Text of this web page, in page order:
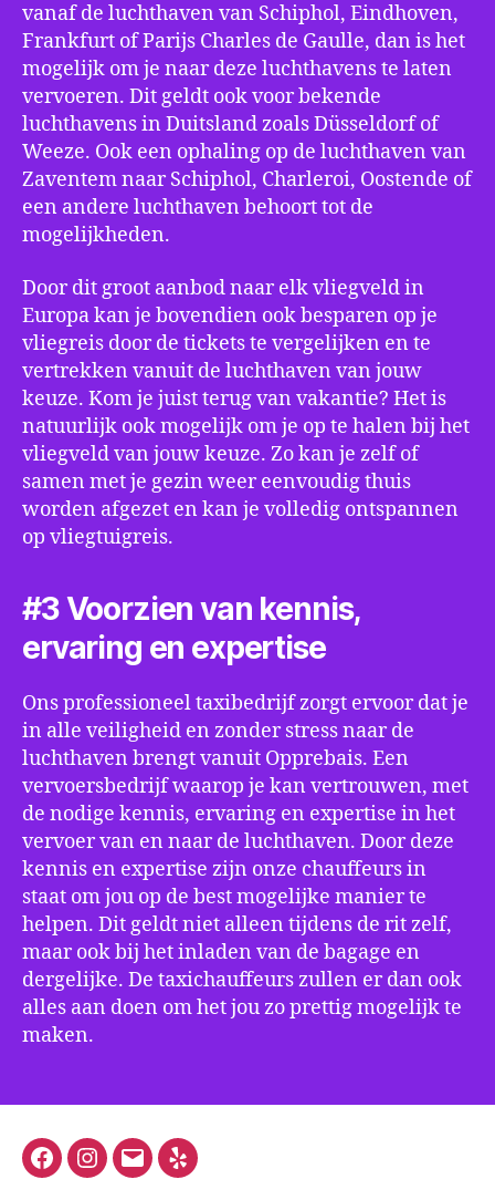
vanaf de luchthaven van Schiphol, Eindhoven,
Frankfurt of Parijs Charles de Gaulle, dan is het
mogelijk om je naar deze luchthavens te laten
vervoeren. Dit geldt ook voor bekende
luchthavens in Duitsland zoals Düsseldorf of
Weeze. Ook een ophaling op de luchthaven van
Zaventem naar Schiphol, Charleroi, Oostende of
een andere luchthaven behoort tot de
mogelijkheden.
Door dit groot aanbod naar elk vliegveld in
Europa kan je bovendien ook besparen op je
vliegreis door de tickets te vergelijken en te
vertrekken vanuit de luchthaven van jouw
keuze. Kom je juist terug van vakantie? Het is
natuurlijk ook mogelijk om je op te halen bij het
vliegveld van jouw keuze. Zo kan je zelf of
samen met je gezin weer eenvoudig thuis
worden afgezet en kan je volledig ontspannen
op vliegtuigreis.
#3 Voorzien van kennis,
ervaring en expertise
Ons professioneel taxibedrijf zorgt ervoor dat je
in alle veiligheid en zonder stress naar de
luchthaven brengt vanuit Opprebais. Een
vervoersbedrijf waarop je kan vertrouwen, met
de nodige kennis, ervaring en expertise in het
vervoer van en naar de luchthaven. Door deze
kennis en expertise zijn onze chauffeurs in
staat om jou op de best mogelijke manier te
helpen. Dit geldt niet alleen tijdens de rit zelf,
maar ook bij het inladen van de bagage en
dergelijke. De taxichauffeurs zullen er dan ook
alles aan doen om het jou zo prettig mogelijk te
maken.
FacebookInstagram
E-
Yelp